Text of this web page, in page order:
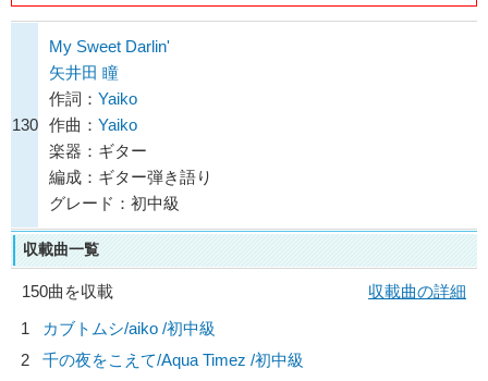
130
My Sweet Darlin'
矢井田 瞳
作詞： Yaiko
作曲： Yaiko
楽器：ギター
編成：ギター弾き語り
グレード：初中級
収載曲一覧
150曲を収載
収載曲の詳細
1
カブトムシ/aiko /初中級
2
千の夜をこえて/Aqua Timez /初中級